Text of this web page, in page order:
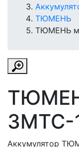
ТЮМЕНЬ
ТЮМЕНЬ
3МТС-
Аккумулятор